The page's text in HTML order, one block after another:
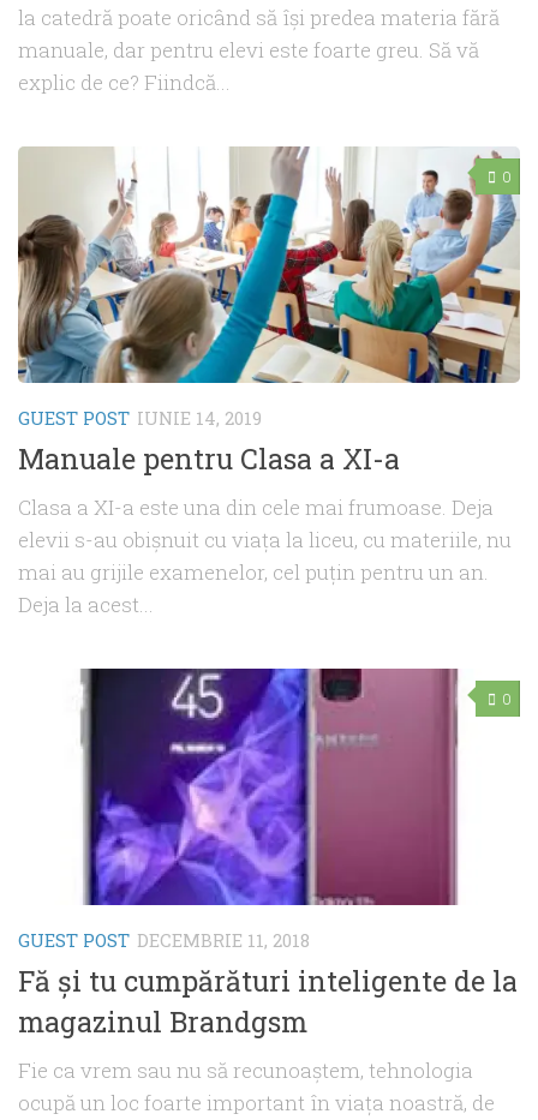
la catedră poate oricând să îşi predea materia fără
manuale, dar pentru elevi este foarte greu. Să vă
explic de ce? Fiindcă...
0
GUEST POST IUNIE 14, 2019
Manuale pentru Clasa a XI-a
Clasa a XI-a este una din cele mai frumoase. Deja
elevii s-au obişnuit cu viaţa la liceu, cu materiile, nu
mai au grijile examenelor, cel puţin pentru un an.
Deja la acest...
0
GUEST POST DECEMBRIE 11, 2018
Fă şi tu cumpărături inteligente de la
magazinul Brandgsm
Fie ca vrem sau nu să recunoaştem, tehnologia
ocupă un loc foarte important în viaţa noastră, de